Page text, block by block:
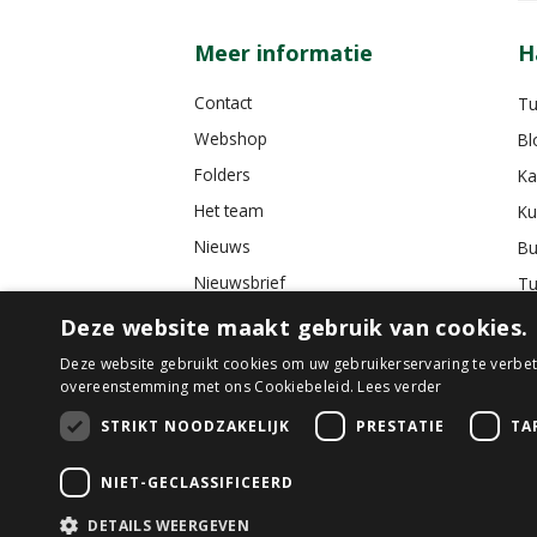
Meer informatie
Contact
Webshop
Folders
Het team
Nieuws
Nieuwsbrief
Vacatures
Algemene voorwaarden
Deze website maakt gebruik van cookies.
Deze website gebruikt cookies om uw gebruikerservaring te
overeenstemming met ons Cookiebeleid. Lees verder
STRIKT NOODZAKELIJK
PRESTATIE
NIET-GECLASSIFICEERD
DETAILS WEERGEVEN